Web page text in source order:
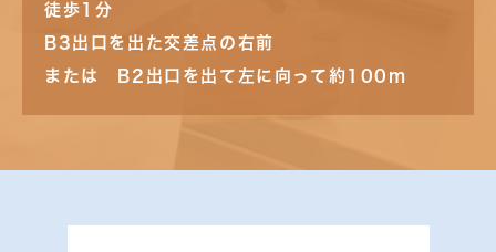
徒歩1分
B3出口を出た交差点の右前
または B2出口を出て左に向って約100m